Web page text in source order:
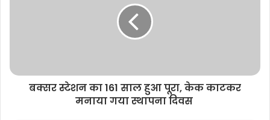
बक्सर स्टेशन का 161 साल हुआ पूरा, केक काटकर
मनाया गया स्थापना दिवस